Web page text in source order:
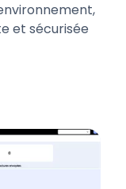
et sécurisée